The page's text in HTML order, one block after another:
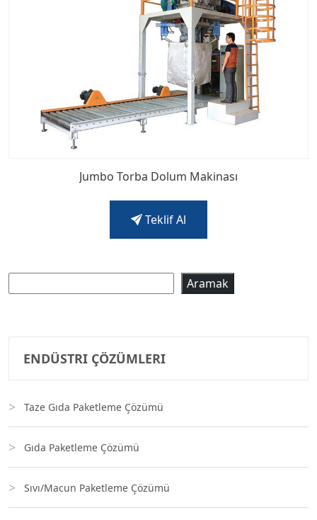
Jumbo Torba Dolum Makinası
Teklif Al
Aramak
ENDÜSTRI ÇÖZÜMLERI
Taze Gıda Paketleme Çözümü
Gıda Paketleme Çözümü
Sıvı/Macun Paketleme Çözümü